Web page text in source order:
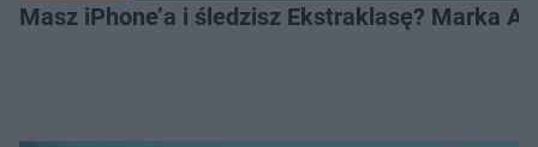
Masz iPhone’a i śledzisz Ekstraklasę? Marka